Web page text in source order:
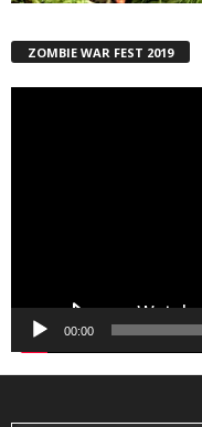
ZOMBIE WAR FEST 2019
00:00